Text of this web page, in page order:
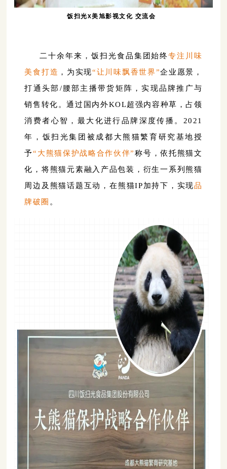
饭扫光X美旭影视文化 交流会
二十余年来，饭扫光食品集团始终专注川味
美食打造 ，为实现“让川味飘香世界”企业愿景，
打通头部/腰部主播带货矩阵，实现品牌推广与
销售转化。通过国内外KOL超强内容种草 ，占领
消费者心智，最大化进行品牌深度传播。2021
年，饭扫光集团被成都大熊猫繁育研究基地授
予“大熊猫保护战略合作伙伴”称号，依托熊猫文
化，将熊猫元素融入产品包装，衍生一系列熊猫
周边及熊猫话题互动，在熊猫IP加持下，实现品
牌破圈 。